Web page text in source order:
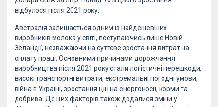
відбулося після 2021 року.
Австралія залишається одним із найдешевших
виробників молока у світі, поступаючись лише Новій
Зеландії, незважаючи на суттєве зростання витрат на
оплату праці. Основними причинами дорожчання
виробництва після 2021 року стали логістичні перешкоди,
високі транспортні витрати, екстремальні погодні умови,
війна в Україні, зростання цін на енергоносії, корми та
добрива. До цих факторів також додалися зміни у